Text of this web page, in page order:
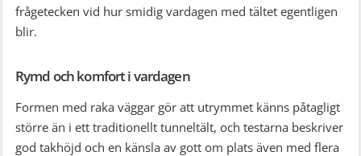
frågetecken vid hur smidig vardagen med tältet egentligen
blir.
Rymd och komfort i vardagen
Formen med raka väggar gör att utrymmet känns påtagligt
större än i ett traditionellt tunneltält, och testarna beskriver
god takhöjd och en känsla av gott om plats även med flera